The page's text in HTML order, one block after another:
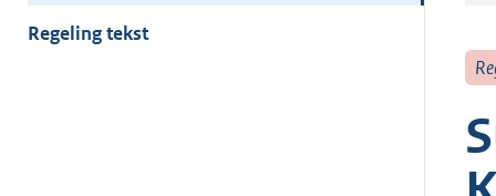
Regeling tekst